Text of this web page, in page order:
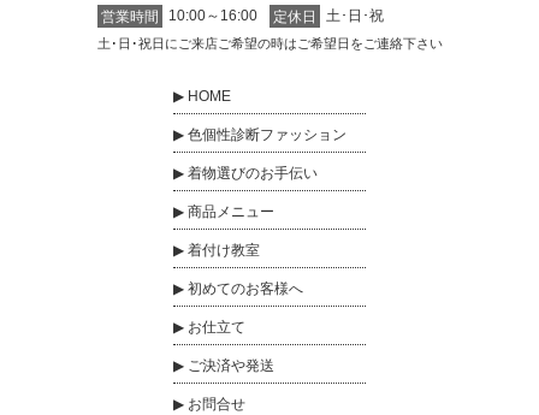
営業時間 10:00～16:00 定休日 土･日･祝
土･日･祝日にご来店ご希望の時はご希望日をご連絡下さい
HOME
色個性診断ファッション
着物選びのお手伝い
商品メニュー
着付け教室
初めてのお客様へ
お仕立て
ご決済や発送
お問合せ